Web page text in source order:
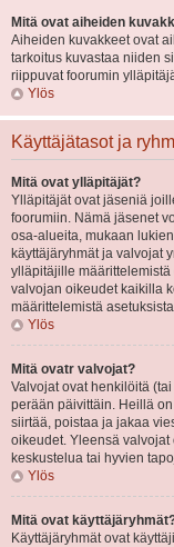
Mitä ovat aiheiden
Aiheiden kuvakkeet ovat
tarkoitus kuvastaa niiden
riippuvat foorumin
Ylös
Käyttäjätasot ja
Mitä ovat ylläpitäjät?
Ylläpitäjät ovat jäseniä
foorumiin. Nämä jäsenet
osa-alueita, mukaan
käyttäjäryhmät ja valvojat
ylläpitäjille
valvojan oikeudet kaikilla
määrittelemistä
Ylös
Mitä ovatr valvojat?
Valvojat ovat henkilöitä
perään päivittäin. Heillä
siirtää, poistaa ja jakaa
oikeudet. Yleensä
keskustelua tai hyvien
Ylös
Mitä ovat
Käyttäjäryhmät ovat